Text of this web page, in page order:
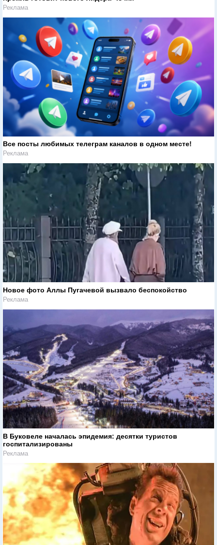
Реклама
Все посты любимых телеграм каналов в одном месте!
Реклама
Новое фото Аллы Пугачевой вызвало беспокойство
Реклама
В Буковеле началась эпидемия: десятки туристов
госпитализированы
Реклама